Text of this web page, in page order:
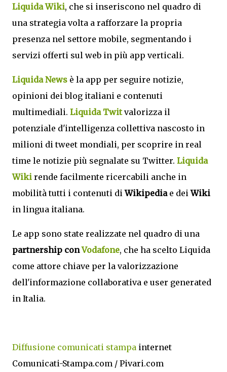
Liquida Wiki, che si inseriscono nel quadro di
una strategia volta a rafforzare la propria
presenza nel settore mobile, segmentando i
servizi offerti sul web in più app verticali.
Liquida News è la app per seguire notizie,
opinioni dei blog italiani e contenuti
multimediali. Liquida Twitvalorizza il
potenziale d'intelligenza collettiva nascosto in
milioni di tweet mondiali, per scoprire in real
time le notizie più segnalate su Twitter. Liquida
Wiki rende facilmente ricercabili anche in
mobilità tutti i contenuti diWikipedia e deiWiki
in lingua italiana.
Le app sono state realizzate nel quadro di una
partnership conVodafone, che ha scelto Liquida
come attore chiave per la valorizzazione
dell'informazione collaborativa e user generated
in Italia.
Diffusione comunicati stampa internet
Comunicati-Stampa.com / Pivari.com